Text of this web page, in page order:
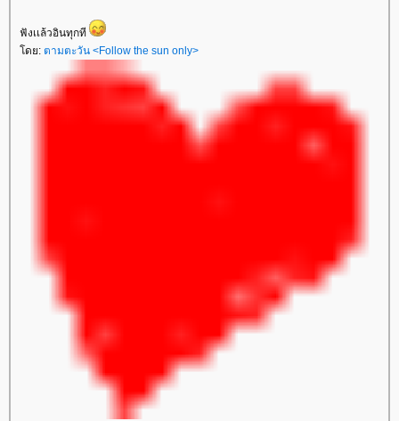
ฟังเเล้วอินทุกที
ดย: ตามตะวัน <Follow the sun only>